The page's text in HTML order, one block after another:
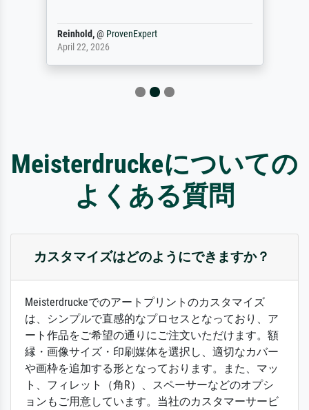
Reinhold,@ ProvenExpert
April 22, 2026
Meisterdruckeについての
よくある質問
カスタマイズはどのようにできますか？
Meisterdruckeでのアートプリントのカスタマイズ
は、シンプルで直感的なプロセスとなっており、ア
ート作品をご希望の通りにご注文いただけます。額
縁・画像サイズ・印刷媒体を選択し、適切なカバー
や画枠を追加する形となっております。また、マッ
ト、フィレット（角R）、スペーサーなどのオプシ
ョンもご用意しています。当社のカスタマーサービ